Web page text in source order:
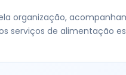
organização,
serviços de alimentação